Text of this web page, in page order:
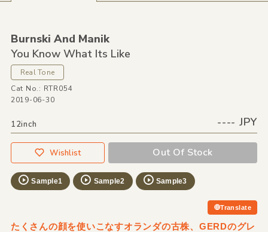
Burnski And Manik
You Know What Its Like
Real Tone
Cat No.: RTR054
2019-06-30
12inch ---- JPY
Wishlist Out Of Stock
Sample1 Sample2 Sample3
Translate
たくさんの顔を使いこなすオランダの古株、GERDのグレ